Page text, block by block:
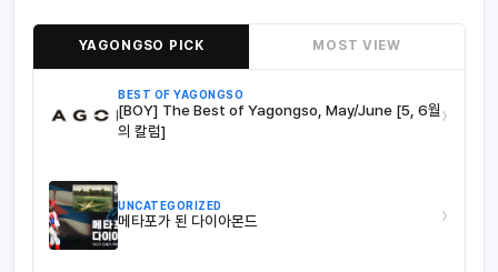
YAGONGSO PICK MOST VIEW
BEST OF YAGONGSO
[BOY] The Best of Yagongso, May/June [5, 6월
의 칼럼]
›
UNCATEGORIZED
메타포가 된 다이아몬드 ›